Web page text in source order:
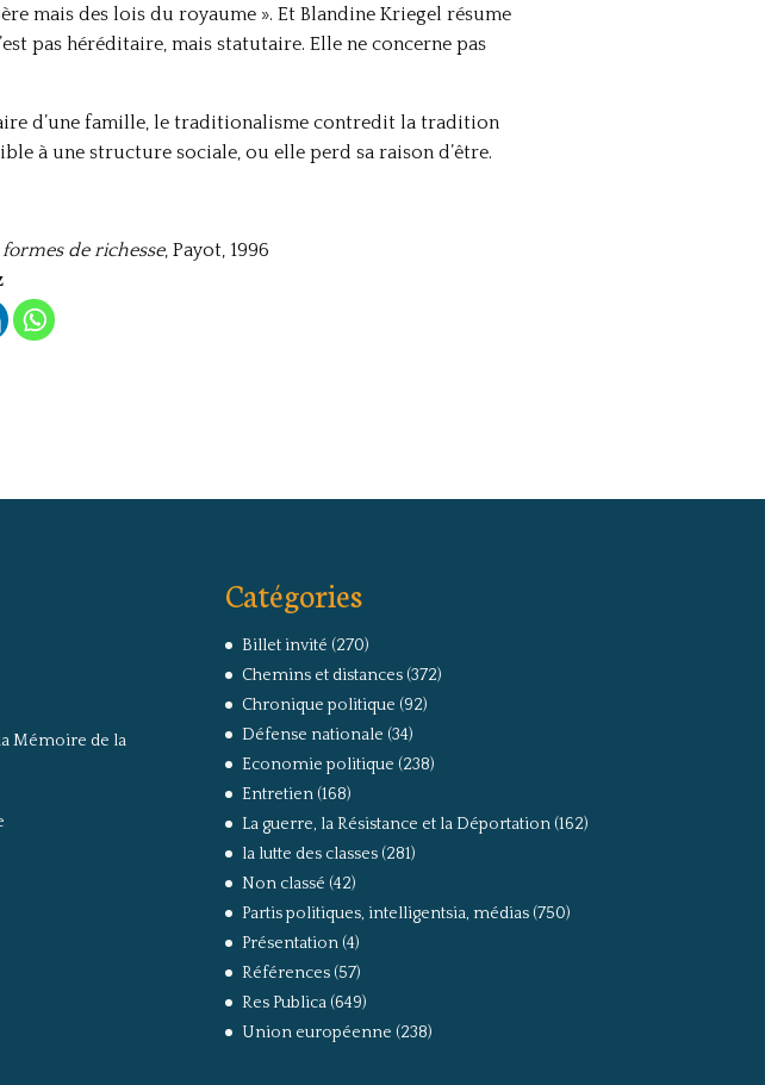
mais des lois du royaume ». Et Blandine Kriegel résume
pas héréditaire, mais statutaire. Elle ne concerne pas
d’une famille, le traditionalisme contredit la tradition
à une structure sociale, ou elle perd sa raison d’être.
de richesse, Payot, 1996
Mémoire de la
Catégories
Billet invité (270)
Chemins et distances(372)
Chronique politique (92)
Défense nationale (34)
Economie politique (238)
Entretien(168)
La guerre, la Résistance et la Déportation(162)
la lutte des classes(281)
Non classé (42)
Partis politiques, intelligentsia, médias(750)
Présentation(4)
Références(57)
Res Publica(649)
Union européenne (238)